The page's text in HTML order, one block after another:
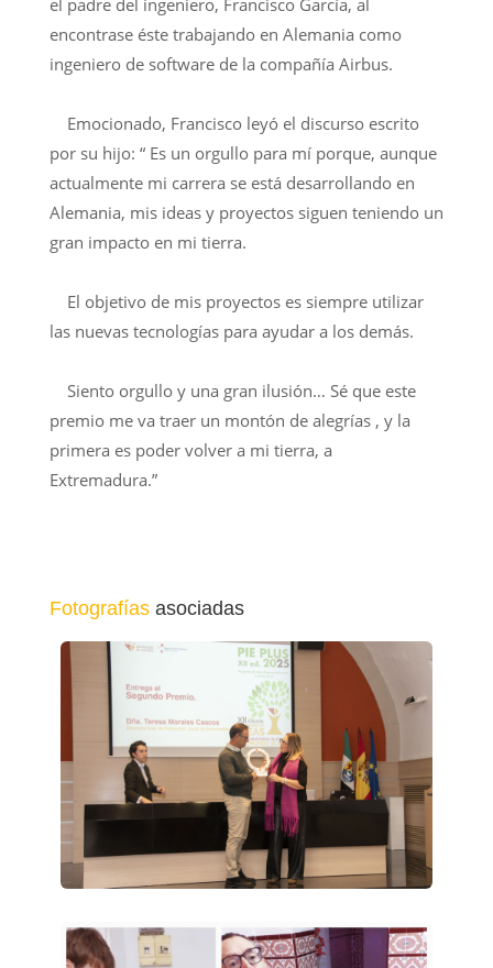
el padre del ingeniero, Francisco García, al
encontrase éste trabajando en Alemania como
ingeniero de software de la compañía Airbus.
Emocionado, Francisco leyó el discurso escrito
por su hijo: “ Es un orgullo para mí porque, aunque
actualmente mi carrera se está desarrollando en
Alemania, mis ideas y proyectos siguen teniendo un
gran impacto en mi tierra.
El objetivo de mis proyectos es siempre utilizar
las nuevas tecnologías para ayudar a los demás.
Siento orgullo y una gran ilusión… Sé que este
premio me va traer un montón de alegrías , y la
primera es poder volver a mi tierra, a
Extremadura.”
Fotografías asociadas